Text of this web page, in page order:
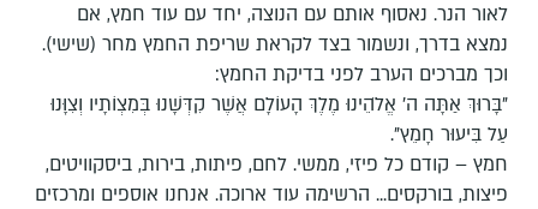
לאור הנר. נאסוף אותם עם הנוצה, יחד עם עוד חמץ, אם
נמצא בדרך, ונשמור בצד לקראת שריפת החמץ מחר (שישי).
וכך מברכים הערב לפני בדיקת החמץ:
"בָּרוּךְ אַתָּה ה' אֱלֹהֵינוּ מֶלֶךְ הָעוֹלָם אֲשֶׁר קִדְּשָׁנוּ בְּמִצְוֹתָיו וְצִוָּנוּ
עַל בִּיעוּר חָמֵץ".
חמץ – קודם כל פיזי, ממשי. לחם, פיתות, בירות, ביסקוויטים,
פיצות, בורקסים... הרשימה עוד ארוכה. אנחנו אוספים ומרכזים